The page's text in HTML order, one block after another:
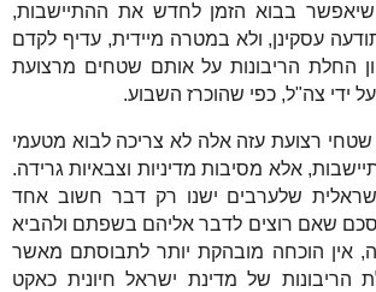
שיאפשר בבוא הזמן לחדש את ההתיישבות,
עסקינן, ולא במטרה מיידית, עדיף לקדם
החלת הריבונות על אותם שטחים מרצועת
ידי צה"ל, כפי שהוכרז השבוע.
שטחי רצועת עזה אלה לא צריכה לבוא מטעמי
אלא מסיבות מדיניות וצבאיות גרידה.
שלערבים ישנו רק דבר חשוב אחד
שאם רוצים לדבר אליהם בשפתם ולהביא
אין הוכחה מובהקת יותר לתבוסתם מאשר
הריבונות של מדינת ישראל חיונית כאקט